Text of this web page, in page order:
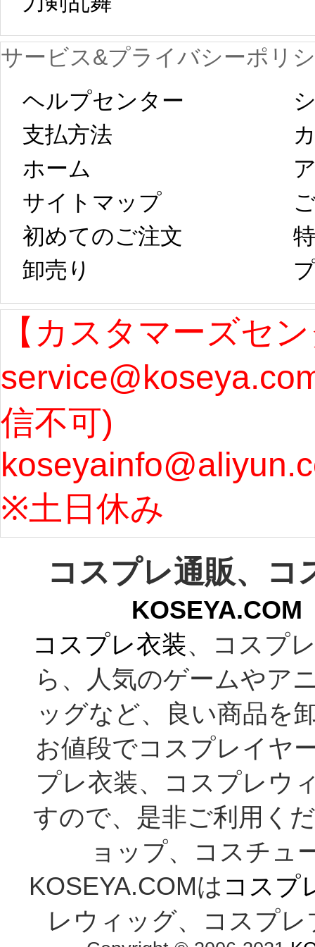
が一時停止いた
します。 2月5日
以後のご注文
は、2月25日から
コスプレ制作、
発送予定となり
ます。 ...[more]
プレ
新春
字半
第二
たし
ル期
まで
う...
サービス&プライバシーポリ
ヘルプセンター
支払方法
ホーム
サイトマップ
初めてのご注文
卸売り
【カスタマーズセ
信不可)
※土日休み
コスプレ通販、コ
コスプレ衣装、コスプ
ら、人気のゲームやア
ッグなど、良い商品を
お値段でコスプレイヤ
プレ衣装、コスプレウ
すので、是非ご利用く
ョップ、コスチュ
KOSEYA.COMは コスプ
レウィッグ、コスプ